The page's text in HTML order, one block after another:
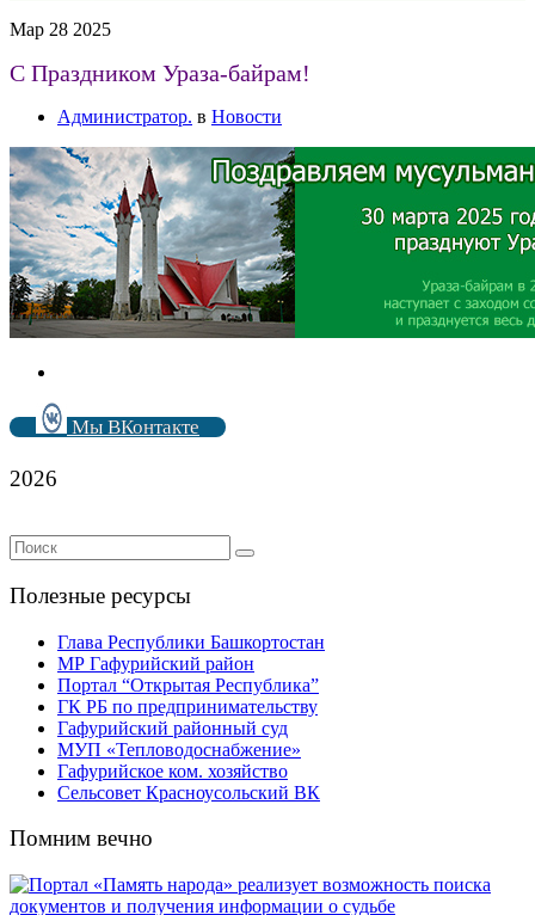
Мар 28 2025
С Праздником Ураза-байрам!
Администратор. в Новости
Мы ВКонтакте
2026
Полезные ресурсы
Глава Республики Башкортостан
МР Гафурийский район
Портал “Открытая Республика”
ГК РБ по предпринимательству
Гафурийский районный суд
МУП «Тепловодоснабжение»
Гафурийское ком. хозяйство
Сельсовет Красноусольский ВК
Помним вечно